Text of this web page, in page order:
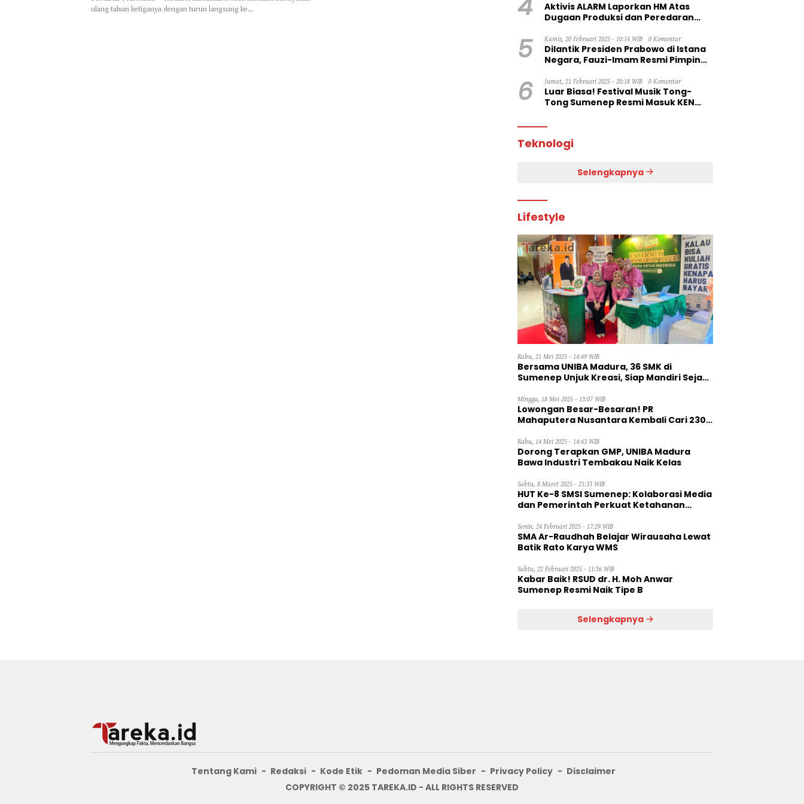
ulang tahun ketiganya dengan turun langsung ke…
Aktivis ALARM Laporkan HM Atas
Dugaan Produksi dan Peredaran
5 Kamis, 20 Februari 2025 - 10:14 WIB 0 Komentar
Dilantik Presiden Prabowo di Istana
Negara, Fauzi-Imam Resmi Pimpin
6 Jumat, 21 Februari 2025 - 20:18 WIB 0 Komentar
Luar Biasa! Festival Musik Tong-
Tong Sumenep Resmi Masuk KEN
Teknologi
Selengkapnya
Lifestyle
Rabu, 21 Mei 2025 - 14:49 WIB
Bersama UNIBA Madura, 36 SMK di
Sumenep Unjuk Kreasi, Siap Mandiri Sejak
Minggu, 18 Mei 2025 - 13:07 WIB
Lowongan Besar-Besaran! PR
Mahaputera Nusantara Kembali Cari 230
Rabu, 14 Mei 2025 - 14:43 WIB
Dorong Terapkan GMP, UNIBA Madura
Bawa Industri Tembakau Naik Kelas
Sabtu, 8 Maret 2025 - 21:33 WIB
HUT Ke-8 SMSI Sumenep: Kolaborasi Media
dan Pemerintah Perkuat Ketahanan
Senin, 24 Februari 2025 - 17:29 WIB
SMA Ar-Raudhah Belajar Wirausaha Lewat
Batik Rato Karya WMS
Sabtu, 22 Februari 2025 - 11:36 WIB
Kabar Baik! RSUD dr. H. Moh Anwar
Sumenep Resmi Naik Tipe B
Selengkapnya
Tentang Kami Redaksi Kode Etik Pedoman Media Siber Privacy Policy
Disclaimer
COPYRIGHT © 2025 TAREKA.ID - ALL RIGHTS RESERVED